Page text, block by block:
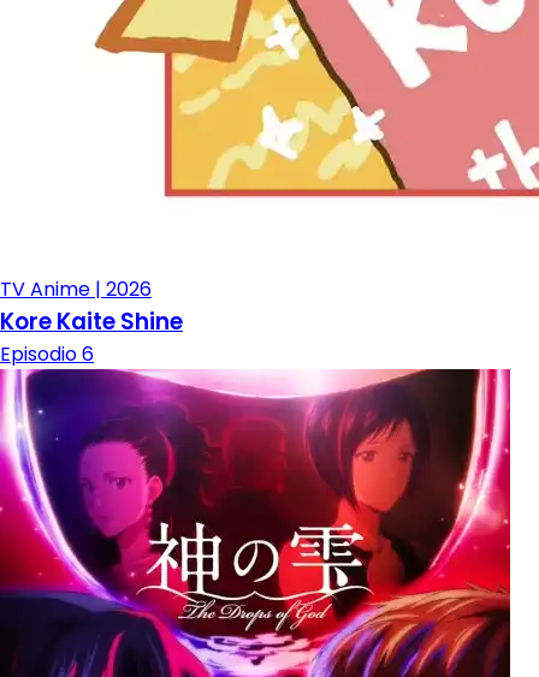
TV Anime | 2026
Kore Kaite Shine
Episodio 6